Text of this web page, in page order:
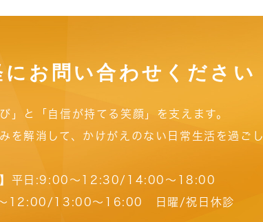
にお問い合わせください
」と「自信が持てる笑顔」を支えます。
を解消して、かけがえのない日常生活を過ごし
平日:9:00～12:30/14:00～18:00
～12:00/13:00～16:00
日曜/祝日休診